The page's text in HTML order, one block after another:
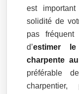
est
solidité de
pas
d’estimer
charpente
préférable